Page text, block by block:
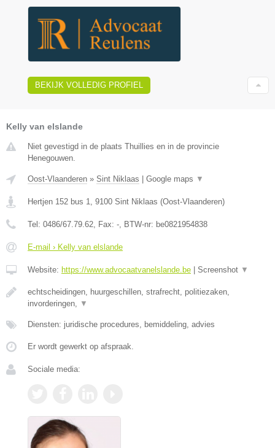
BEKIJK VOLLEDIG PROFIEL
Kelly van elslande
Niet gevestigd in de plaats Thuillies en in de provincie
Henegouwen.
Oost-Vlaanderen » Sint Niklaas Google maps ▼
Hertjen 152 bus 1, 9100 Sint Niklaas (Oost-Vlaanderen)
Tel: 0486/67.79.62, Fax: -, BTW-nr: be0821954838
E-mail › Kelly van elslande
Website: https://www.advocaatvanelslande.be Screenshot ▼
echtscheidingen, huurgeschillen, strafrecht, politiezaken,
invorderingen, ▼
Diensten: juridische procedures, bemiddeling, advies
Er wordt gewerkt op afspraak.
Sociale media: